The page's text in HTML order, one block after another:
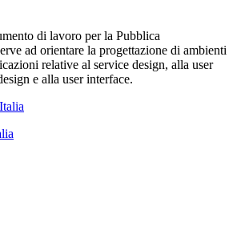
di lavoro per la Pubblica
ad orientare la progettazione di ambienti
relative al service design, alla user
e alla user interface.